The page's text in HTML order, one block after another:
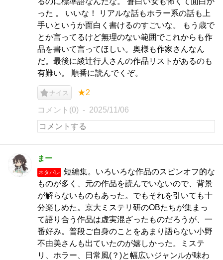
った 。 いいな！ リアルな話もホラー系の話も上
手いというか面白く書けるのすごいな。 もう歳で
とか言ってるけど無理のない範囲でこれからも作
品を書いて言ってほしい。奥様も作家さんなん
だ。最後に綾辻行人さんの作品リストがあるのも
有難い。 順番に読んでくぞ。
ナイス ★2
コメント(0) 2025/11/06
まー
ネタバレ
短編集。いろいろな作品のスピンオフ的な
ものが多く、元の作品を読んでいないので、背景
が解らないものもあった。でもそれを引いても十
分楽しめた。京大ミステリ研のOBたちが集まっ
て語り合う作品は虚実混ざったものだろうが、一
番好み。普段ご自身のことをあまり語らない小野
不由美さんも出ていたのが嬉しかった。ミステ
リ、ホラー、日常風(？)と幅広いジャンルが味わ